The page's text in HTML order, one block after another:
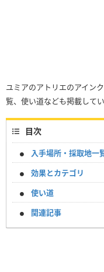
ユミアのアトリエのアイン
覧、使い道なども掲載してい
目次
入手場所・採取地一
効果とカテゴリ
使い道
関連記事